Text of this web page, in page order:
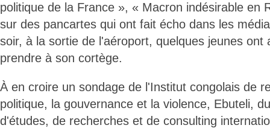
politique de la France », « Macron indésirable en
sur des pancartes qui ont fait écho dans les
soir, à la sortie de l'aéroport, quelques jeunes ont
prendre à son cortège.
À en croire un sondage de l'Institut congolais de
politique, la gouvernance et la violence, Ebuteli,
d'études, de recherches et de consulting